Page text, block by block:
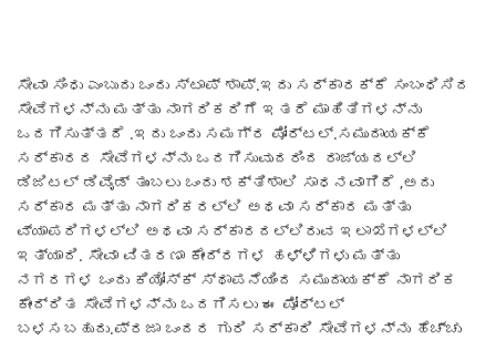
ಸೇವಾ ಸಿಂಧು ಎಂಬುದು ಒಂದು ಸ್ಟಾಪ್ ಶಾಪ್.ಇದು ಸರ್ಕಾರಕ್ಕೆ ಸಂಬಂಧಿಸಿದ
ಸೇವೆಗಳನ್ನು ಮತ್ತು ನಾಗರಿಕರಿಗೆ ಇತರೆ ಮಾಹಿತಿಗಳನ್ನು
ಒದಗಿಸುತ್ತದೆ .ಇದು ಒಂದು ಸಮಗ್ರ ಪೋರ್ಟಲ್.ಸಮುದಾಯಕ್ಕೆ
ಸರ್ಕಾರದ ಸೇವೆಗಳನ್ನು ಒದಗಿಸುವುದರಿಂದ ರಾಜ್ಯದಲ್ಲಿ
ಡಿಜಿಟಲ್ ಡಿವೈಡ್ ತುಂಬಲು ಒಂದು ಶಕ್ತಿಶಾಲಿ ಸಾಧನವಾಗಿದೆ ,ಅದು
ಸರ್ಕಾರ ಮತ್ತು ನಾಗರಿಕರಲ್ಲಿ ಅಥವಾ ಸರ್ಕಾರ ಮತ್ತು
ವ್ಯಾಪರಿಗಳಲ್ಲಿ ಅಥವಾ ಸರ್ಕಾರದಲ್ಲಿರುವ ಇಲಾಖೆಗಳಲ್ಲಿ
ಇತ್ಯಾದಿ. ಸೇವಾ ವಿತರಣಾ ಕೇಂದ್ರಗಳ ಹಳ್ಳಿಗಳು ಮತ್ತು
ನಗರಗಳ ಒಂದು ಕಿಯೋಸ್ಕ್ ಸ್ಥಾಪನೆಯಿಂದ ಸಮುದಾಯಕ್ಕೆ ನಾಗರಿಕ
ಕೇಂದ್ರಿತ ಸೇವೆಗಳನ್ನು ಒದಗಿಸಲು ಈ ಪೋರ್ಟಲ್
ಬಳಸಬಹುದು.ಪ್ರಜಾ ಒಂದರ ಗುರಿ ಸರ್ಕಾರಿ ಸೇವೆಗಳನ್ನು ಹೆಚ್ಚು